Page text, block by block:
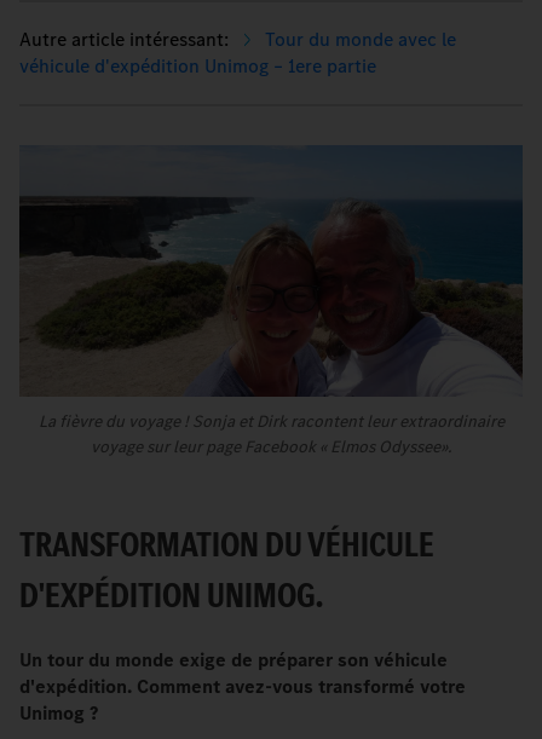
Tour du monde avec le
véhicule d'expédition Unimog – 1ere partie
La fièvre du voyage ! Sonja et Dirk racontent leur extraordinaire
voyage sur leur page Facebook « Elmos Odyssee».
TRANSFORMATION DU VÉHICULE
D'EXPÉDITION UNIMOG.
Un tour du monde exige de préparer son véhicule
d'expédition. Comment avez-vous transformé votre
Unimog ?